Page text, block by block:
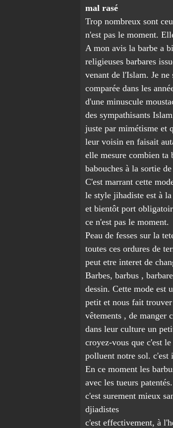
mal rasé
Trop nombreux sont
n'est pas le moment.
A mon avis la barbe a
religieuses barbares
venant de l'Islam. Je ne
comparée dans les
d'une minuscule
des sympathisants
juste par mimétisme et
leur voisin en faisait
elle mesure combien ta
babouches à la sortie
C'est marrant cette
le style jihadiste est à
et bientôt port
ce n'est pas le moment.
Peau de fesses sur la
toutes ces ordures de
peut etre interet de
Barbes, barbus ,
dessin. Cette mode est
petit et nous fait
vêtements , de manger
dans leur culture un
croyez-vous que c'est
polluent notre sol. c'est
En ce moment les
avec les tueurs patentés.
c'est surement mieux
djiadistes
c'est effectivement, à